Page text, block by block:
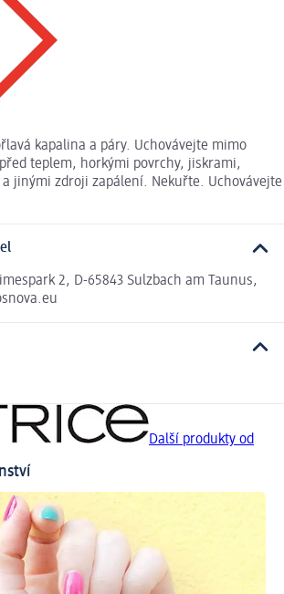
kapalina a páry. Uchovávejte mimo
teplem, horkými povrchy, jiskrami,
jinými zdroji zapálení. Nekuřte. Uchovávejte
2, D-65843 Sulzbach am Taunus,
Další produkty od